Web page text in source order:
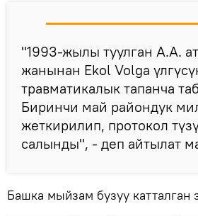
"1993-жылы туулган А.А.
жанынан Ekol Volga
травматикалык тапанча
Биринчи май райондук
жеткирилип, протокол
салынды", - деп айтылат
Башка мыйзам бузуу катталган